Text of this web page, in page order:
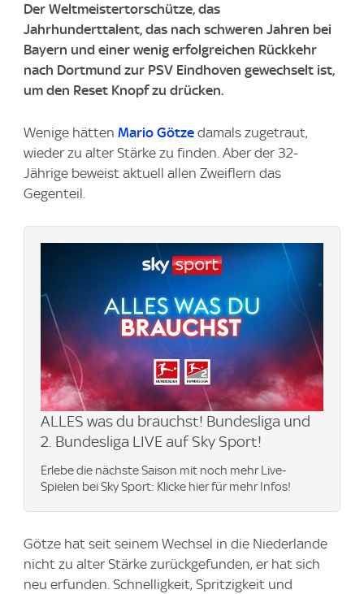
Der Weltmeistertorschütze, das
Jahrhunderttalent, das nach schweren Jahren bei
Bayern und einer wenig erfolgreichen Rückkehr
nach Dortmund zur PSV Eindhoven gewechselt ist,
um den Reset Knopf zu drücken.
Wenige hätten Mario Götze damals zugetraut,
wieder zu alter Stärke zu finden. Aber der 32-
Jährige beweist aktuell allen Zweiflern das
Gegenteil.
ALLES was du brauchst! Bundesliga und
2. Bundesliga LIVE auf Sky Sport!
Erlebe die nächste Saison mit noch mehr Live-
Spielen bei Sky Sport: Klicke hier für mehr Infos!
Götze hat seit seinem Wechsel in die Niederlande
nicht zu alter Stärke zurückgefunden, er hat sich
neu erfunden. Schnelligkeit, Spritzigkeit und